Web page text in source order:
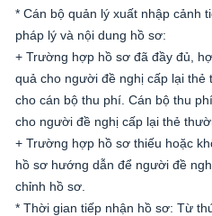
* Cán bộ quản lý xuất nhập cảnh
pháp lý và nội dung hồ sơ:
+ Trường hợp hồ sơ đã đầy đủ,
quả cho người đề nghị cấp lại
cho cán bộ thu phí. Cán bộ thu
cho người đề nghị cấp lại thẻ
+ Trường hợp hồ sơ thiếu hoặc
hồ sơ hướng dẫn để người đề
chỉnh hồ sơ.
* Thời gian tiếp nhận hồ sơ: Từ